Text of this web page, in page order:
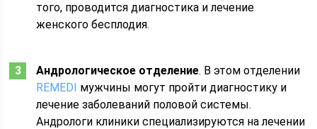
того, проводится диагностика и лечение
женского бесплодия.
Андрологическое отделение. В этом отделении
REMEDI мужчины могут пройти диагностику и
лечение заболеваний половой системы.
Андрологи клиники специализируются на лечении